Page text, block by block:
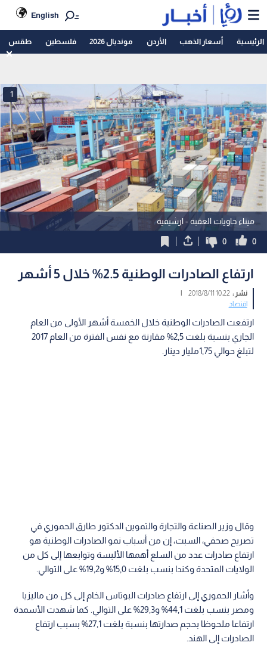
English
الرئيسية أسعار الذهب الأردن مونديال 2026 فلسطين طقس
ميناء حاويات العقبة - ارشيفية
1
0
0
ارتفاع الصادرات الوطنية 2.5% خلال 5 أشهر
نشر :10:22 2018/8/11
|
اقتصاد
ارتفعت الصادرات الوطنية خلال الخمسة أشهر الأولى من العام
الجاري بنسبة بلغت 2,5% مقارنة مع نفس الفترة من العام 2017
لتبلغ حوالي 1,75مليار دينار.
وقال وزير الصناعة والتجارة والتموين الدكتور طارق الحموري في
تصريح صحفي، السبت، إن من أسباب نمو الصادرات الوطنية هو
ارتفاع صادرات عدد من السلع أهمها الألبسة وتوابعها إلى كل من
الولايات المتحدة وكندا بنسب بلغت 15,0% و19,2% على التوالي.
وأشار الحموري إلى ارتفاع صادرات البوتاس الخام إلى كل من ماليزيا
ومصر بنسب بلغت 44,1% و29,3% على التوالي. كما شهدت الأسمدة
ارتفاعا ملحوظا بحجم صدارتها بنسبة بلغت 27,1% بسبب ارتفاع
الصادرات إلى الهند.